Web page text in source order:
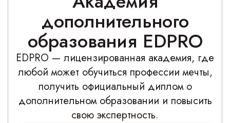
дополнительного
образования EDPRO
EDPRO — лицензированная академия, где
любой может обучиться профессии мечты,
получить официальный диплом о
дополнительном образовании и повысить
свою экспертность.